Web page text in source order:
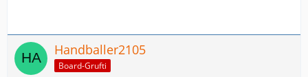
Handballer2105
Board-Grufti